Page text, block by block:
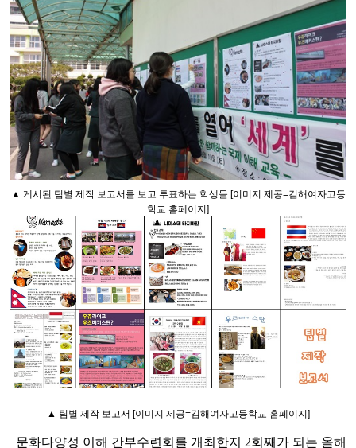
▲ 게시된 팀별 제작 보고서를 보고 투표하는 학생들 [이미지 제공=김해여자고등
학교 홈페이지]
▲ 팀별 제작 보고서 [이미지 제공=김해여자고등학교 홈페이지]
문화다양성 이해 간부수련회를 개최한지 2회째가 되는 올해